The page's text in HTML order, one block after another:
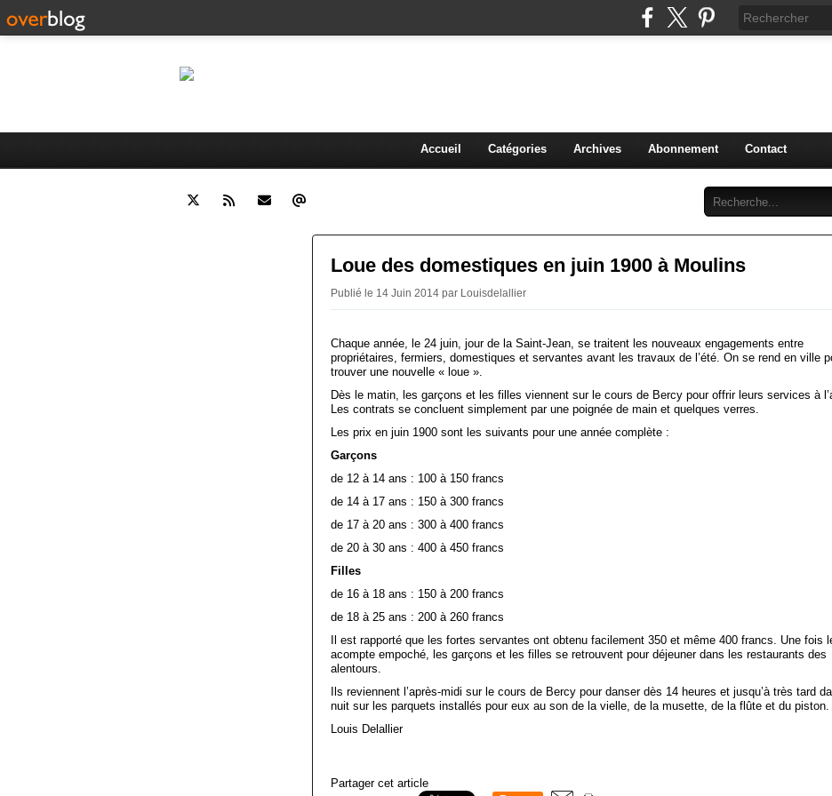
Accueil Catégories Archives Abonnement Contact
Loue des domestiques en juin 1900 à Moulins
Publié le 14 Juin 2014 par Louisdelallier
Chaque année, le 24 juin, jour de la Saint-Jean, se traitent les nouveaux engagements entre
propriétaires, fermiers, domestiques et servantes avant les travaux de l’été. On se rend en ville
trouver une nouvelle « loue ».
Dès le matin, les garçons et les filles viennent sur le cours de Bercy pour offrir leurs services à
Les contrats se concluent simplement par une poignée de main et quelques verres.
Les prix en juin 1900 sont les suivants pour une année complète :
Garçons
de 12 à 14 ans : 100 à 150 francs
de 14 à 17 ans : 150 à 300 francs
de 17 à 20 ans : 300 à 400 francs
de 20 à 30 ans : 400 à 450 francs
Filles
de 16 à 18 ans : 150 à 200 francs
de 18 à 25 ans : 200 à 260 francs
Il est rapporté que les fortes servantes ont obtenu facilement 350 et même 400 francs. Une fois
acompte empoché, les garçons et les filles se retrouvent pour déjeuner dans les restaurants des
alentours.
Ils reviennent l’après-midi sur le cours de Bercy pour danser dès 14 heures et jusqu’à très tard
nuit sur les parquets installés pour eux au son de la vielle, de la musette, de la flûte et du piston.
Louis Delallier
Partager cet article